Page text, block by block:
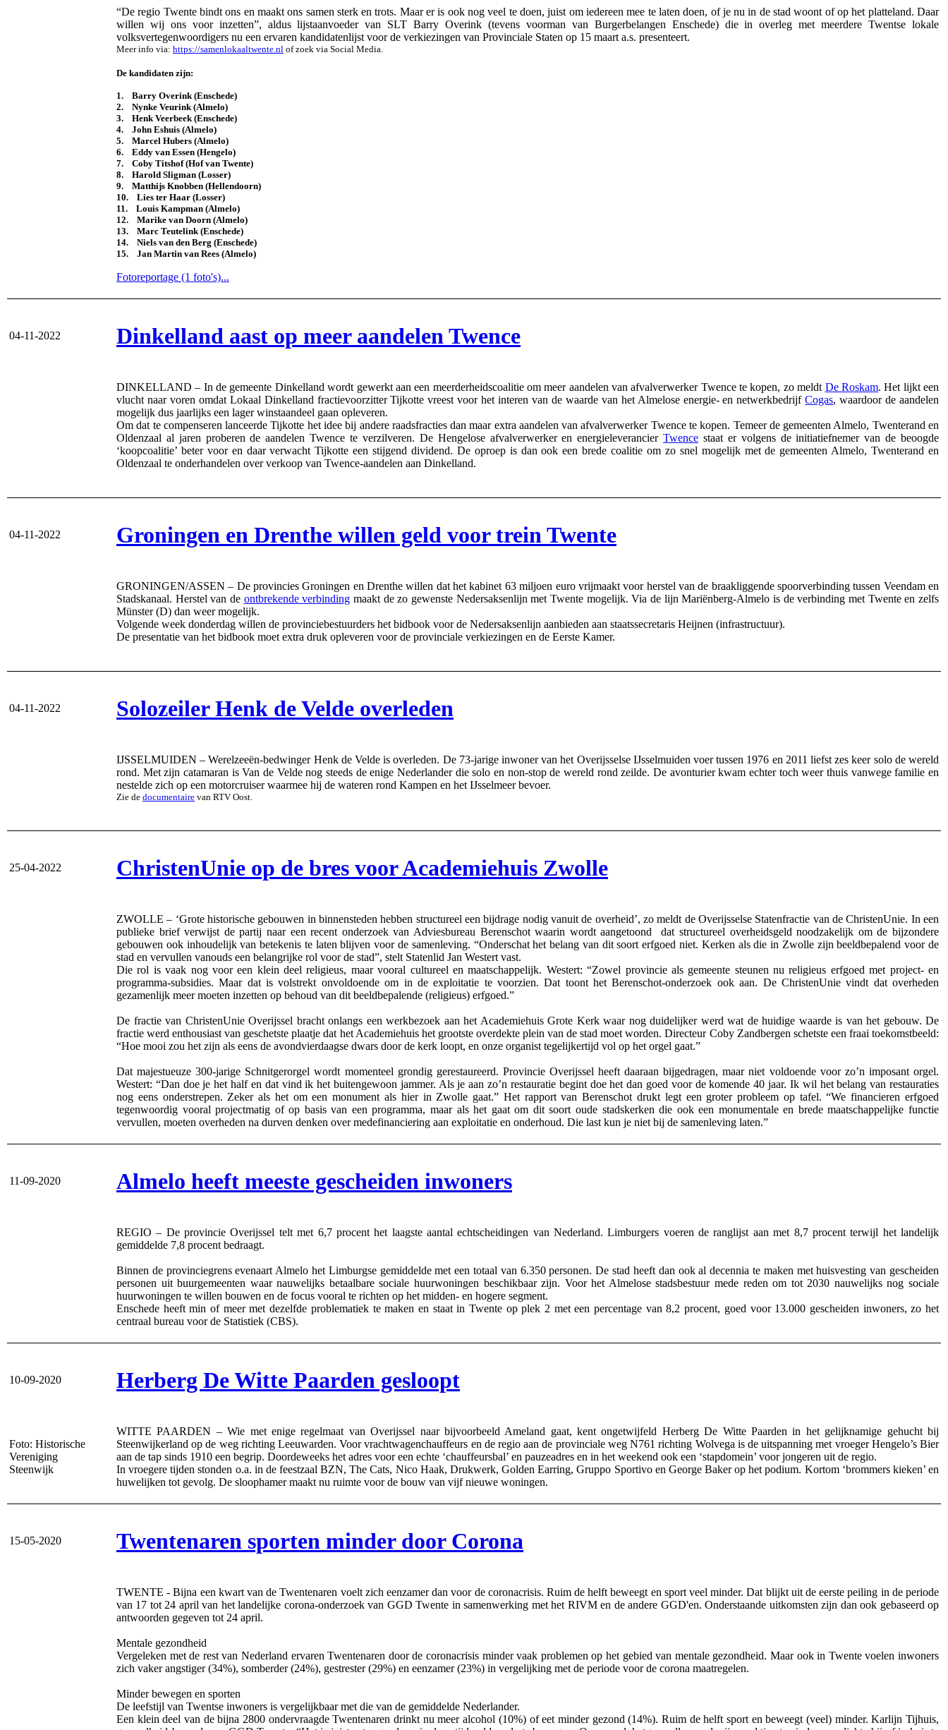
“De regio Twente bindt ons en maakt ons samen sterk en trots. Maar er is ook nog veel te doen, juist om iedereen mee te laten doen, of je nu in de stad woont of op het platteland. Daar
willen wij ons voor inzetten”, aldus lijstaanvoeder van SLT Barry Overink (tevens voorman van Burgerbelangen Enschede) die in overleg met meerdere Twentse lokale
volksvertegenwoordigers nu een ervaren kandidatenlijst voor de verkiezingen van Provinciale Staten op 15 maart a.s. presenteert.
Meer info via: https://samenlokaaltwente.nl of zoek via Social Media.
De kandidaten zijn:
1. Barry Overink (Enschede)
2. Nynke Veurink (Almelo)
3. Henk Veerbeek (Enschede)
4. John Eshuis (Almelo)
5. Marcel Hubers (Almelo)
6. Eddy van Essen (Hengelo)
7. Coby Titshof (Hof van Twente)
8. Harold Sligman (Losser)
9. Matthijs Knobben (Hellendoorn)
10. Lies ter Haar (Losser)
11. Louis Kampman (Almelo)
12. Marike van Doorn (Almelo)
13. Marc Teutelink (Enschede)
14. Niels van den Berg (Enschede)
15. Jan Martin van Rees (Almelo)
Fotoreportage (1 foto's)...
04-11-2022 Dinkelland aast op meer aandelen Twence
DINKELLAND – In de gemeente Dinkelland wordt gewerkt aan een meerderheidscoalitie om meer aandelen van afvalverwerker Twence te kopen, zo meldt De Roskam. Het lijkt een
vlucht naar voren omdat Lokaal Dinkelland fractievoorzitter Tijkotte vreest voor het interen van de waarde van het Almelose energie- en netwerkbedrijfCogas, waardoor de aandelen
mogelijk dus jaarlijks een lager winstaandeel gaan opleveren.
Om dat te compenseren lanceerde Tijkotte het idee bij andere raadsfracties dan maar extra aandelen van afvalverwerker Twence te kopen. Temeer de gemeenten Almelo, Twenterand en
Oldenzaal al jaren proberen de aandelen Twence te verzilveren. De Hengelose afvalverwerker en energieleverancierTwence staat er volgens de initiatiefnemer van de beoogde
‘koopcoalitie’ beter voor en daar verwacht Tijkotte een stijgend dividend. De oproep is dan ook een brede coalitie om zo snel mogelijk met de gemeenten Almelo, Twenterand en
Oldenzaal te onderhandelen over verkoop van Twence-aandelen aan Dinkelland.
04-11-2022 Groningen en Drenthe willen geld voor trein Twente
GRONINGEN/ASSEN – De provincies Groningen en Drenthe willen dat het kabinet 63 miljoen euro vrijmaakt voor herstel van de braakliggende spoorverbinding tussen Veendam en
Stadskanaal. Herstel van de ontbrekende verbinding maakt de zo gewenste Nedersaksenlijn met Twente mogelijk. Via de lijn Mariënberg-Almelo is de verbinding met Twente en zelfs
Münster (D) dan weer mogelijk.
Volgende week donderdag willen de provinciebestuurders het bidbook voor de Nedersaksenlijn aanbieden aan staatssecretaris Heijnen (infrastructuur).
De presentatie van het bidbook moet extra druk opleveren voor de provinciale verkiezingen en de Eerste Kamer.
04-11-2022 Solozeiler Henk de Velde overleden
IJSSELMUIDEN – Werelzeeën-bedwinger Henk de Velde is overleden. De 73-jarige inwoner van het Overijsselse IJsselmuiden voer tussen 1976 en 2011 liefst zes keer solo de wereld
rond. Met zijn catamaran is Van de Velde nog steeds de enige Nederlander die solo en non-stop de wereld rond zeilde. De avonturier kwam echter toch weer thuis vanwege familie en
nestelde zich op een motorcruiser waarmee hij de wateren rond Kampen en het IJsselmeer bevoer.
Zie de documentaire van RTV Oost.
25-04-2022 ChristenUnie op de bres voor Academiehuis Zwolle
ZWOLLE – ‘Grote historische gebouwen in binnensteden hebben structureel een bijdrage nodig vanuit de overheid’, zo meldt de Overijsselse Statenfractie van de ChristenUnie. In een
publieke brief verwijst de partij naar een recent onderzoek van Adviesbureau Berenschot waarin wordt aangetoond dat structureel overheidsgeld noodzakelijk om de bijzondere
gebouwen ook inhoudelijk van betekenis te laten blijven voor de samenleving. “Onderschat het belang van dit soort erfgoed niet. Kerken als die in Zwolle zijn beeldbepalend voor de
stad en vervullen vanouds een belangrijke rol voor de stad”, stelt Statenlid Jan Westert vast.
Die rol is vaak nog voor een klein deel religieus, maar vooral cultureel en maatschappelijk. Westert: “Zowel provincie als gemeente steunen nu religieus erfgoed met project- en
programma-subsidies. Maar dat is volstrekt onvoldoende om in de exploitatie te voorzien. Dat toont het Berenschot-onderzoek ook aan. De ChristenUnie vindt dat overheden
gezamenlijk meer moeten inzetten op behoud van dit beeldbepalende (religieus) erfgoed.”
De fractie van ChristenUnie Overijssel bracht onlangs een werkbezoek aan het Academiehuis Grote Kerk waar nog duidelijker werd wat de huidige waarde is van het gebouw. De
fractie werd enthousiast van geschetste plaatje dat het Academiehuis het grootste overdekte plein van de stad moet worden. Directeur Coby Zandbergen schetste een fraai toekomstbeeld:
“Hoe mooi zou het zijn als eens de avondvierdaagse dwars door de kerk loopt, en onze organist tegelijkertijd vol op het orgel gaat.”
Dat majestueuze 300-jarige Schnitgerorgel wordt momenteel grondig gerestaureerd. Provincie Overijssel heeft daaraan bijgedragen, maar niet voldoende voor zo’n imposant orgel.
Westert: “Dan doe je het half en dat vind ik het buitengewoon jammer. Als je aan zo’n restauratie begint doe het dan goed voor de komende 40 jaar. Ik wil het belang van restauraties
nog eens onderstrepen. Zeker als het om een monument als hier in Zwolle gaat.” Het rapport van Berenschot drukt legt een groter probleem op tafel. “We financieren erfgoed
tegenwoordig vooral projectmatig of op basis van een programma, maar als het gaat om dit soort oude stadskerken die ook een monumentale en brede maatschappelijke functie
vervullen, moeten overheden na durven denken over medefinanciering aan exploitatie en onderhoud. Die last kun je niet bij de samenleving laten.”
11-09-2020 Almelo heeft meeste gescheiden inwoners
REGIO – De provincie Overijssel telt met 6,7 procent het laagste aantal echtscheidingen van Nederland. Limburgers voeren de ranglijst aan met 8,7 procent terwijl het landelijk
gemiddelde 7,8 procent bedraagt.
Binnen de provinciegrens evenaart Almelo het Limburgse gemiddelde met een totaal van 6.350 personen. De stad heeft dan ook al decennia te maken met huisvesting van gescheiden
personen uit buurgemeenten waar nauwelijks betaalbare sociale huurwoningen beschikbaar zijn. Voor het Almelose stadsbestuur mede reden om tot 2030 nauwelijks nog sociale
huurwoningen te willen bouwen en de focus vooral te richten op het midden- en hogere segment.
Enschede heeft min of meer met dezelfde problematiek te maken en staat in Twente op plek 2 met een percentage van 8,2 procent, goed voor 13.000 gescheiden inwoners, zo het
centraal bureau voor de Statistiek (CBS).
10-09-2020 Herberg De Witte Paarden gesloopt
Foto: Historische
Vereniging
Steenwijk
WITTE PAARDEN – Wie met enige regelmaat van Overijssel naar bijvoorbeeld Ameland gaat, kent ongetwijfeld Herberg De Witte Paarden in het gelijknamige gehucht bij
Steenwijkerland op de weg richting Leeuwarden. Voor vrachtwagenchauffeurs en de regio aan de provinciale weg N761 richting Wolvega is de uitspanning met vroeger Hengelo’s Bier
aan de tap sinds 1910 een begrip. Doordeweeks het adres voor een echte ‘chauffeursbal’ en pauzeadres en in het weekend ook een ‘stapdomein’ voor jongeren uit de regio.
In vroegere tijden stonden o.a. in de feestzaal BZN, The Cats, Nico Haak, Drukwerk, Golden Earring, Gruppo Sportivo en George Baker op het podium. Kortom ‘brommers kieken’ en
huwelijken tot gevolg. De sloophamer maakt nu ruimte voor de bouw van vijf nieuwe woningen.
15-05-2020 Twentenaren sporten minder door Corona
TWENTE - Bijna een kwart van de Twentenaren voelt zich eenzamer dan voor de coronacrisis. Ruim de helft beweegt en sport veel minder. Dat blijkt uit de eerste peiling in de periode
van 17 tot 24 april van het landelijke corona-onderzoek van GGD Twente in samenwerking met het RIVM en de andere GGD'en. Onderstaande uitkomsten zijn dan ook gebaseerd op
antwoorden gegeven tot 24 april.
Mentale gezondheid
Vergeleken met de rest van Nederland ervaren Twentenaren door de coronacrisis minder vaak problemen op het gebied van mentale gezondheid. Maar ook in Twente voelen inwoners
zich vaker angstiger (34%), somberder (24%), gestrester (29%) en eenzamer (23%) in vergelijking met de periode voor de corona maatregelen.
Minder bewegen en sporten
De leefstijl van Twentse inwoners is vergelijkbaar met die van de gemiddelde Nederlander.
Een klein deel van de bijna 2800 ondervraagde Twentenaren drinkt nu meer alcohol (10%) of eet minder gezond (14%). Ruim de helft sport en beweegt (veel) minder. Karlijn Tijhuis,